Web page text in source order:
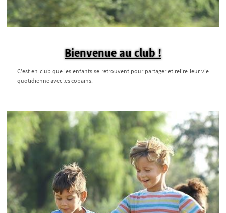
Bienvenue au club !
C’est en club que les enfants se retrouvent pour partager et relire leur vie
quotidienne avec les copains.